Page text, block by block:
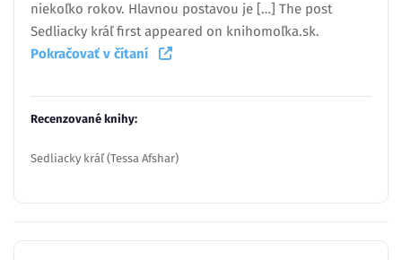
niekoľko rokov. Hlavnou postavou je […] The post
Sedliacky kráľ first appeared on knihomoľka.sk.
Pokračovať v čítaní
Recenzované knihy:
Sedliacky kráľ (Tessa Afshar)